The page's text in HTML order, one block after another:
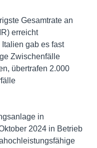
Gesamtrate an
erreicht
Italien gab es fast
Zwischenfälle
übertrafen 2.000
in
2024 in Betrieb